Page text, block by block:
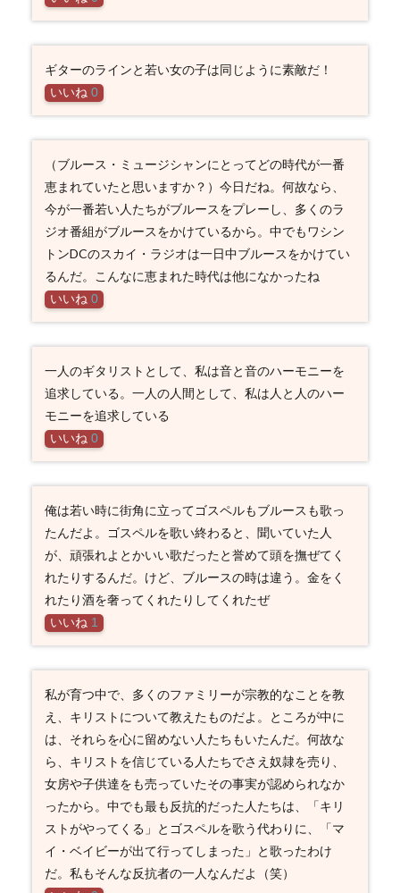
ギターのラインと若い女の子は同じように素敵だ！
いいね 0
（ブルース・ミュージシャンにとってどの時代が一番
恵まれていたと思いますか？）今日だね。何故なら、
今が一番若い人たちがブルースをプレーし、多くのラ
ジオ番組がブルースをかけているから。中でもワシン
トンDCのスカイ・ラジオは一日中ブルースをかけてい
るんだ。こんなに恵まれた時代は他になかったね
いいね 0
一人のギタリストとして、私は音と音のハーモニーを
追求している。一人の人間として、私は人と人のハー
モニーを追求している
いいね 0
俺は若い時に街角に立ってゴスペルもブルースも歌っ
たんだよ。ゴスペルを歌い終わると、聞いていた人
が、頑張れよとかいい歌だったと誉めて頭を撫ぜてく
れたりするんだ。けど、ブルースの時は違う。金をく
れたり酒を奢ってくれたりしてくれたぜ
いいね 1
私が育つ中で、多くのファミリーが宗教的なことを教
え、キリストについて教えたものだよ。ところが中に
は、それらを心に留めない人たちもいたんだ。何故な
ら、キリストを信じている人たちでさえ奴隷を売り、
女房や子供達をも売っていたその事実が認められなか
ったから。中でも最も反抗的だった人たちは、「キリ
ストがやってくる」とゴスペルを歌う代わりに、「マ
イ・ベイビーが出て行ってしまった」と歌ったわけ
だ。私もそんな反抗者の一人なんだよ（笑）